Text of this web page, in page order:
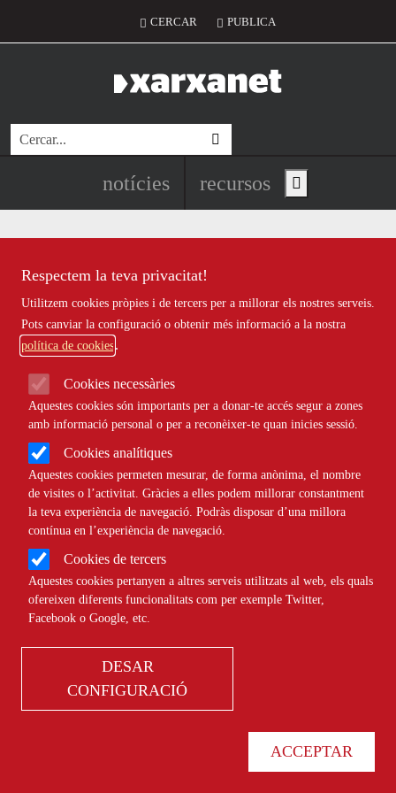
Respectem la teva privacitat!
Utilitzem cookies pròpies i de tercers per a millorar els nostres serveis.
Pots canviar la configuració o obtenir més informació a la nostra
política de cookies
Cookies necessàries
Aquestes cookies són importants per a donar-te accés segur a zones
amb informació personal o per a reconèixer-te quan inicies sessió.
Cookies analítiques
Aquestes cookies permeten mesurar, de forma anònima, el nombre
de visites o l’activitat. Gràcies a elles podem millorar constantment
la teva experiència de navegació. Podràs disposar d’una millora
contínua en l’experiència de navegació.
Cookies de tercers
Aquestes cookies pertanyen a altres serveis utilitzats al web, els quals
ofereixen diferents funcionalitats com per exemple Twitter,
Facebook o Google, etc.
DESAR
CONFIGURACIÓ
ACCEPTAR
Menú del compte d'usuari
CERCAR PUBLICA
Cerca
Navegació principal de
notícies recursos Show main menu
Xarxanet - Entitats i voluntariat
Actualitat
Notícies i recursos
Cristina Valverde: "En l’era de
l’individualisme costa que la
gent s’impliqui pel bé comú"
Notícies destacades
salut i conservació de la mà de la
Recursos destacats principals
Recursos destacats